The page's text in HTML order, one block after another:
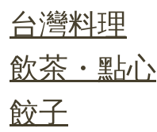
台灣料理
飲茶・點心
餃子